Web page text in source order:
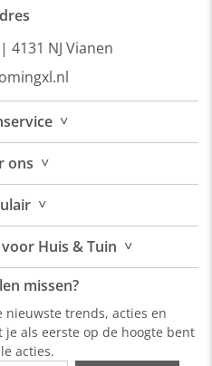
4131 NJ Vianen
˅
ons ˅
˅
Huis & Tuin ˅
missen?
nieuwste trends, acties en
als eerste op de hoogte bent
acties.